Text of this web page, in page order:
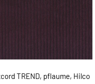
TREND, pflaume, Hilco